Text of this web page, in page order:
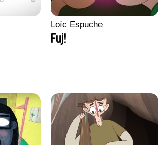
Loïc Espuche
Fuj!